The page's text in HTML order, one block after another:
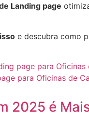
Landing page
e descubra como
page para
para Oficinas de
2025 é